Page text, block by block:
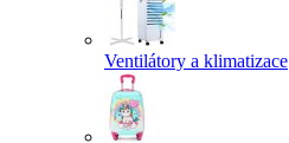
Ventilátory a klimatizace